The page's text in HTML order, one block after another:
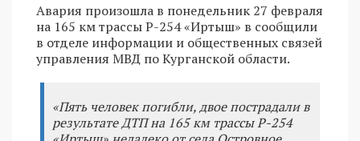
Авария произошла в понедельник 27 февраля
на 165 км трассы Р-254 «Иртыш» в сообщили
в отделе информации и общественных связей
управления МВД по Курганской области.
«Пять человек погибли, двое пострадали в
результате ДТП на 165 км трассы Р-254